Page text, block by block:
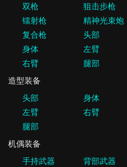
双枪
狙击步枪
镭射枪
精神光束炮
复合枪
头部
身体
左臂
右臂
腿部
造型装备
头部
身体
左臂
右臂
腿部
机偶装备
手持武器
背部武器